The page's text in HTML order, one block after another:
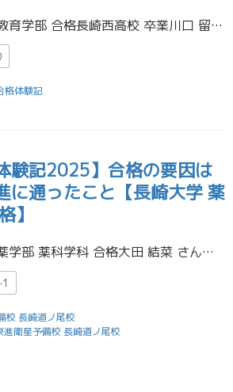
長崎大学 教育学部 合格長崎西高校 卒業川口 留叶さん 受験に役立った勉強法を教えてください。 友達同士で協力し合うことです。 地理が苦手だったので、毎日昼休みに友達と先生の所へ質問に行き、問題集の範囲を決めてお互いに教 […]
格体験記
験記2025】合格の要因は
に通ったこと【長崎大学 薬
】
長崎大学 薬学部 薬科学科 合格大田 結菜 さん長崎西高校 卒業 東進の先生方とはやる気を失ったときや精神的にきつい時などに面談をし、リフレッシュをしていました。大学生活の楽しみなどを教えて下さり、大学生活へのあこがれが […]
校 長崎道ノ尾校
進衛星予備校 長崎道ノ尾校